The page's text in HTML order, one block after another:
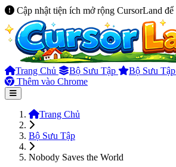
Cập nhật tiện ích mở rộng CursorLand
Trang Chủ Bộ Sưu Tập Bộ Sưu
Thêm vào Chrome
Trang Chủ
Bộ Sưu Tập
Nobody Saves the World